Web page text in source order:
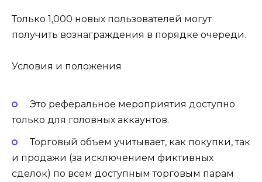
Только 1,000 новых пользователей могут
получить вознаграждения в порядке очереди.
Условия и положения
Это реферальное мероприятия доступно
только для головных аккаунтов.
Торговый объем учитывает, как покупки, так
и продажи (за исключением фиктивных
сделок) по всем доступным торговым парам